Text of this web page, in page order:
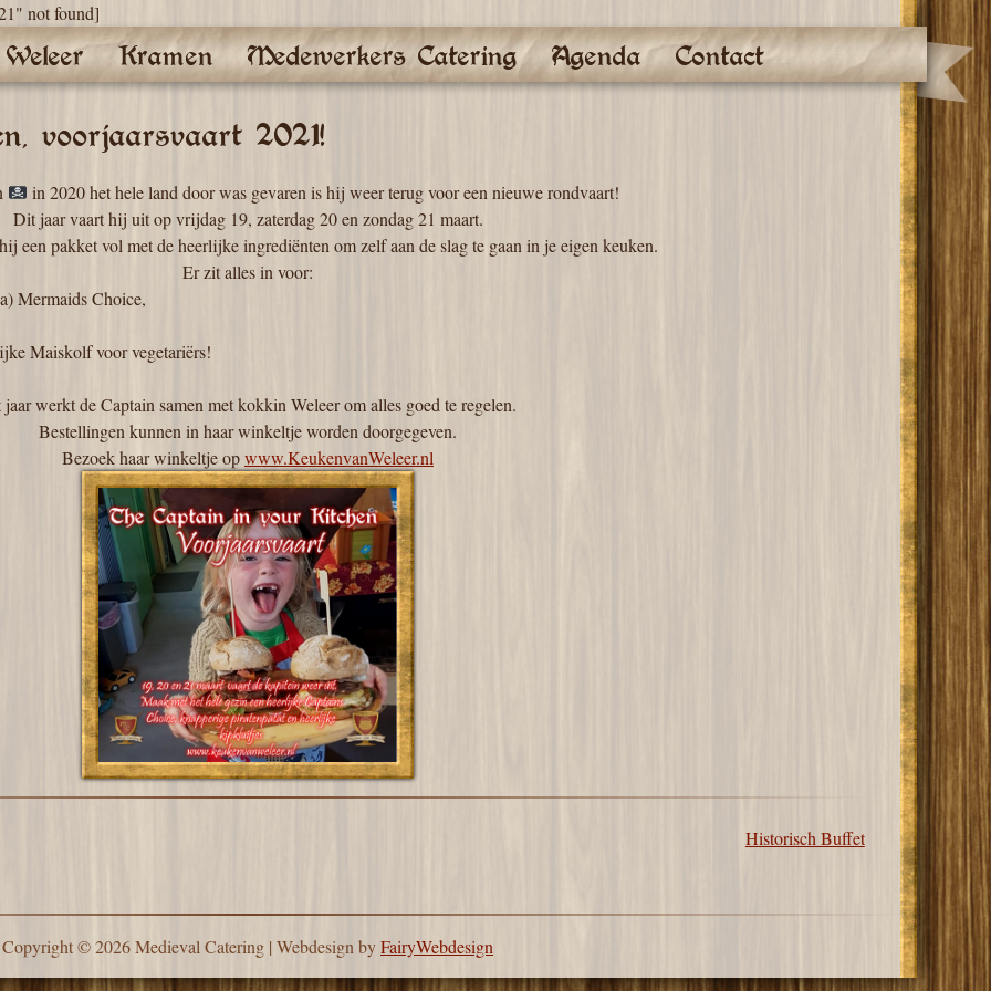
not found]
Kramen Medewerkers Catering Agenda Contact
voorjaarsvaart 2021!
in 2020 het hele land door was gevaren is hij weer terug voor een nieuwe rondvaart!
Dit jaar vaart hij uit op vrijdag 19, zaterdag 20 en zondag 21 maart.
een pakket vol met de heerlijke ingrediënten om zelf aan de slag te gaan in je eigen keuken.
Er zit alles in voor:
Mermaids Choice,
Maiskolf voor vegetariërs!
werkt de Captain samen met kokkin Weleer om alles goed te regelen.
Bestellingen kunnen in haar winkeltje worden doorgegeven.
Bezoek haar winkeltje opwww.KeukenvanWeleer.nl
Historisch Buffet
Copyright © 2026 Medieval Catering | Webdesign byFairyWebdesign